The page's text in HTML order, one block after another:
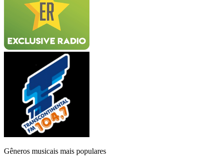
Gêneros musicais mais populares